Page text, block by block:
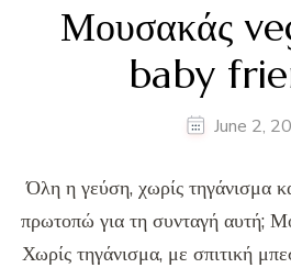
Μουσακάς
baby
June 2,
Όλη η γεύση, χωρίς τηγάνισμα
πρωτοπώ για τη συνταγή αυτή;
Χωρίς τηγάνισμα, με σπιτική